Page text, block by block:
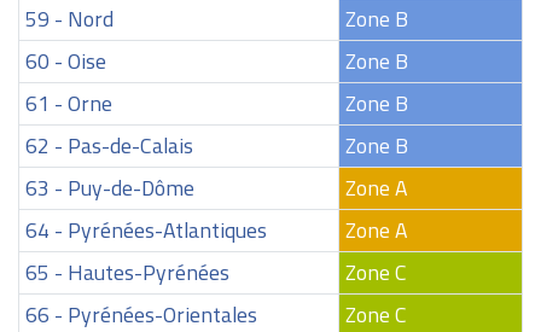
59 - Nord
Zone B
60 - Oise
Zone B
61 - Orne
Zone B
62 - Pas-de-Calais
Zone B
63 - Puy-de-Dôme
Zone A
64 - Pyrénées-Atlantiques
Zone A
65 - Hautes-Pyrénées
Zone C
66 - Pyrénées-Orientales
Zone C